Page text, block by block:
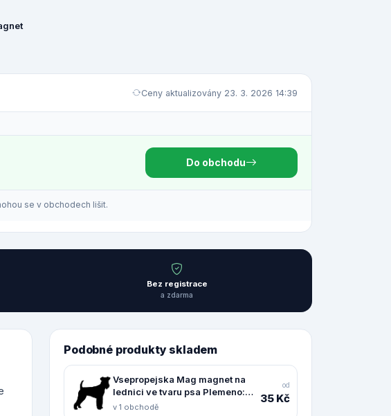
Ceny aktualizovány 23. 3. 2026 14:39
Do obchodu
se v obchodech lišit.
Bez registrace
a zdarma
Podobné produkty skladem
Vsepropejska Mag magnet na
lednici ve tvaru psa Plemeno:
Erdelteriér
v 1 obchodě
od
35 Kč